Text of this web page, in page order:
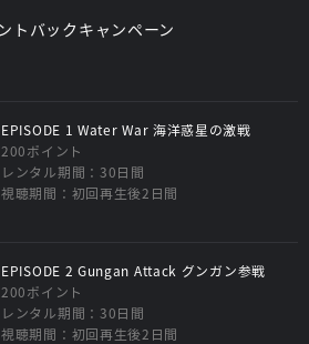
EPISODE 1 Water War 海洋惑星の激戦
200ポイント
レンタル期間：30日間
視聴期間：初回再生後2日間
EPISODE 2 Gungan Attack グンガン参戦
200ポイント
レンタル期間：30日間
視聴期間：初回再生後2日間